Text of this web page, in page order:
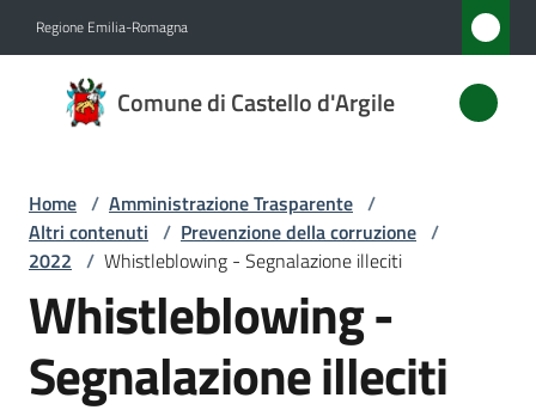
Regione Emilia-Romagna
Comune di Castello d'Argile
Comune
di
d'Argile
Amministrazione
Menu selezionato
Novità
Home / Amministrazione Trasparente /
Altri contenuti / Prevenzione della corruzione /
2022 / Whistleblowing - Segnalazione illeciti
Whistleblowing -
Segnalazione illeciti